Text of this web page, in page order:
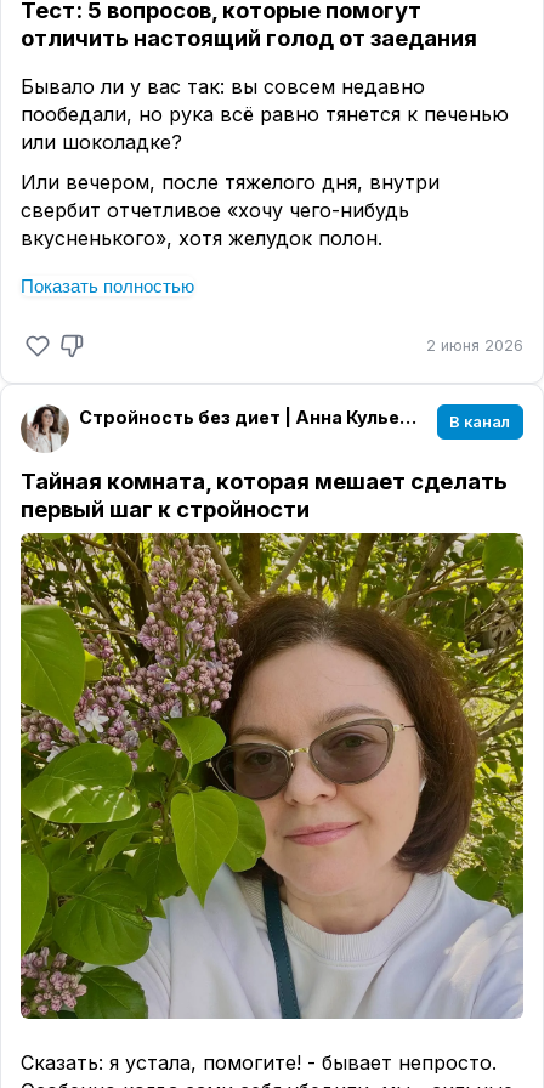
Тест: 5 вопросов, которые помогут
отличить настоящий голод от заедания
Бывало ли у вас так: вы совсем недавно
пообедали, но рука всё равно тянется к печенью
или шоколадке?
Или вечером, после тяжелого дня, внутри
свербит отчетливое «хочу чего-нибудь
вкусненького», хотя желудок полон.
Дело в том, что наше тело умеет говорить о
или одинокая душа — о голоде эмоциональном. И
отличить один голос от другого бывает непросто.
Давайте проведем честный тест. Загните палец
на каждый пункт, с которым вы согласны:
1.
Голод возник мгновенно.
вы спокойно занимались делами, и вдруг —
резкий импульс, который требует немедленно
что-то съесть.(Настоящий физический голод так
не делает, он нарастает постепенно, как мягкая
волна).
2.Вам нужно что-то очень конкретное.Не
просто поесть, а именно вот эта шоколадка,
пирожное или бутерброд. Если предложить вам
взамен тарелку супа или яблоко — вы
откажетесь, потому что «это не то».
Вы едите на автомате.Вдруг обнаруживаете,
что тарелка уже пуста, а вкуса еды вы толком
даже не почувствовали. Вы как будто на время
выключились из реальности.
4.Вам тяжело остановиться.Желудок уже
полон, в животе тяжесть, но рука упрямо тянется
за следующим кусочком. Граница насыщения как
будто стёрта.
приятной сытости и расслабления вы чувствуете
Показать полностью
2 июня 2026
Стройность без диет | Анна Кульечева В канал
Тайная комната, которая мешает сделать
первый шаг к стройности
Сказать: я устала, помогите! - бывает непросто.